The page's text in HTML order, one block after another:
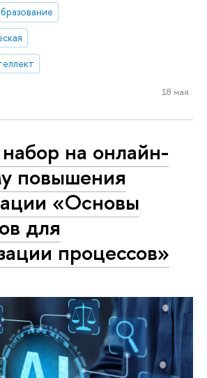
18 мая
на онлайн-
повышения
«Основы
для
процессов»